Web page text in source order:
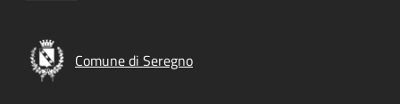
Comune di Seregno